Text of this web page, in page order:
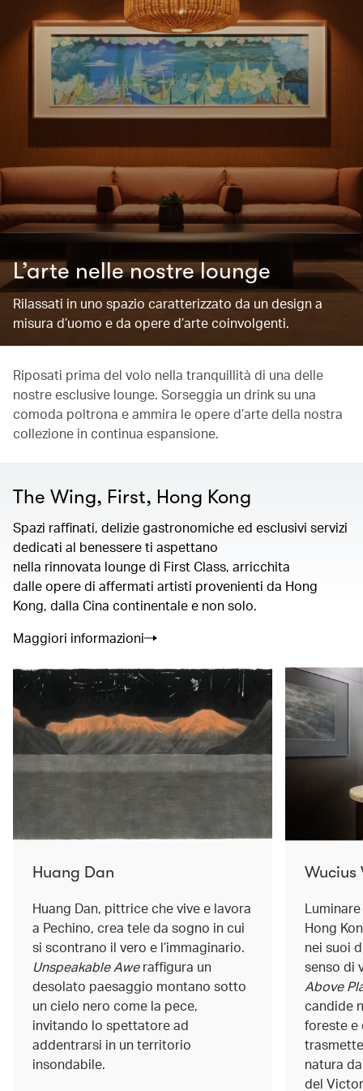
L’arte nelle nostre lounge
Rilassati in uno spazio caratterizzato da un design a
misura d’uomo e da opere d’arte coinvolgenti.
Riposati prima del volo nella tranquillità di una delle
nostre esclusive lounge. Sorseggia un drink su una
comoda poltrona e ammira le opere d’arte della nostra
collezione in continua espansione.
The Wing, First, Hong Kong
Spazi raffinati, delizie gastronomiche ed esclusivi servizi
dedicati al benessere ti aspettano
nella rinnovata lounge di First Class, arricchita
dalle opere di affermati artisti provenienti da Hong
Kong, dalla Cina continentale e non solo.
Maggiori informazioni
Huang Dan
Huang Dan, pittrice che vive e lavora
a Pechino, crea tele da sogno in cui
si scontrano il vero e l’immaginario.
Unspeakable Aweraffigura un
desolato paesaggio montano sotto
un cielo nero come la pece,
invitando lo spettatore ad
addentrarsi in un territorio
insondabile.
Wucius
Hong
nei suoi
senso di
Above
candide
foreste e
natura
del